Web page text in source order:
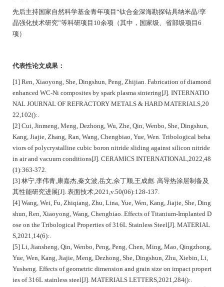
先后主持国家自然科学基金青年项目 “钛合金深海勘探钻具纳米晶/孪
晶强化技术研究”等科研项目10余项（其中，国家级、省部级项目6
项）
代表性论文成果：
[1] Ren, Xiaoyong, She, Dingshun, Peng, Zhijian. Fabrication of diamond
enhanced WC-Ni composites by spark plasma sintering[J]. INTERNATIO
NAL JOURNAL OF REFRACTORY METALS & HARD MATERIALS,20
22,102():.
[2] Cui, Jinmeng, Meng, Dezhong, Wu, Zhe, Qin, Wenbo, She, Dingshun,
Kang, Jiajie, Zhang, Ran, Wang, Chengbiao, Yue, Wen. Tribological beha
viors of polycrystalline cubic boron nitride sliding against silicon nitride
in air and vacuum conditions[J]. CERAMICS INTERNATIONAL,2022,48
(1):363-372.
[3] 林宁,李伟青,康嘉杰,秦文波,岳文,佘丁顺,王成彪. 高导热涂层制备及
其性能研究进展[J]. 表面技术,2021,v.50(06):128-137.
[4] Wang, Wei, Fu, Zhiqiang, Zhu, Lina, Yue, Wen, Kang, Jiajie, She, Ding
shun, Ren, Xiaoyong, Wang, Chengbiao. Effects of Titanium-Implanted D
ose on the Tribological Properties of 316L Stainless Steel[J]. MATERIAL
S,2021,14(6):.
[5] Li, Jiansheng, Qin, Wenbo, Peng, Peng, Chen, Ming, Mao, Qingzhong,
Yue, Wen, Kang, Jiajie, Meng, Dezhong, She, Dingshun, Zhu, Xiebin, Li,
Yusheng. Effects of geometric dimension and grain size on impact propert
ies of 316L stainless steel[J]. MATERIALS LETTERS,2021,284():.